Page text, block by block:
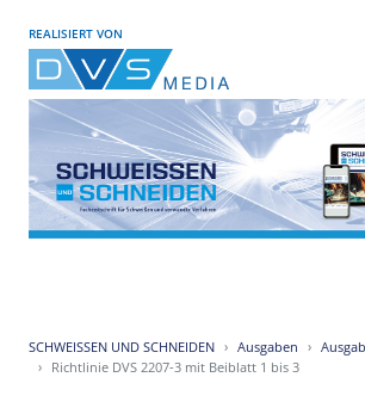
REALISIERT VON
SCHWEISSEN UND SCHNEIDEN Ausgaben
Richtlinie DVS 2207-3 mit Beiblatt 1 bis 3